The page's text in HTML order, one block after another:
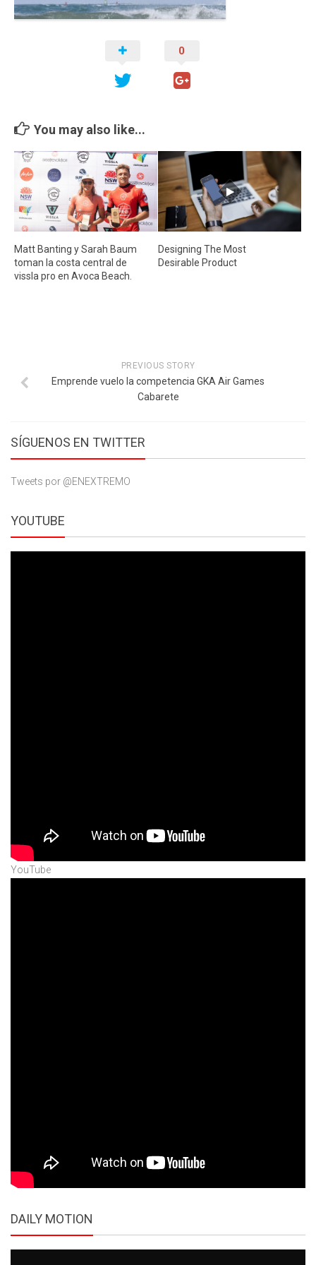
Cambio Climático
0
You may also like...
Matt Banting y Sarah Baum
toman la costa central de
vissla pro en Avoca Beach.
Designing The Most
Desirable Product
PREVIOUS STORY
Emprende vuelo la competencia GKA Air Games
Cabarete
SÍGUENOS EN TWITTER
Tweets por @ENEXTREMO
YOUTUBE
YouTube
DAILY MOTION